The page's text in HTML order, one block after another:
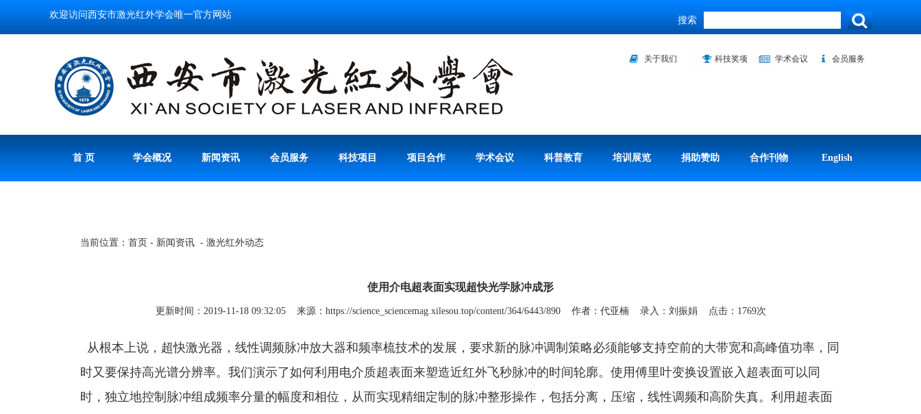
欢迎访问西安市激光红外学会唯一官方网站
搜索
关于我们 科技奖项 学术会议 会员服务
首 页 学会概况 新闻资讯 会员服务 科技项目 项目合作 学术会议 科普教育 培训展览 捐助赞助 合作刊物 English
当前位置：首页 - 新闻资讯 - 激光红外动态
使用介电超表面实现超快光学脉冲成形
更新时间：2019-11-18 09:32:05 来源：https://science_sciencemag.xilesou.top/content/364/6443/890 作者：代亚楠 录入：刘振娟 点击：1769次
从根本上说，超快激光器，线性调频脉冲放大器和频率梳技术的发展，要求新的脉冲调制策略必须能够支持空前的大带宽和高峰值功率，同
时又要保持高光谱分辨率。我们演示了如何利用电介质超表面来塑造近红外飞秒脉冲的时间轮廓。使用傅里叶变换设置嵌入超表面可以同
时，独立地控制脉冲组成频率分量的幅度和相位，从而实现精细定制的脉冲整形操作，包括分离，压缩，线性调频和高阶失真。利用超表面